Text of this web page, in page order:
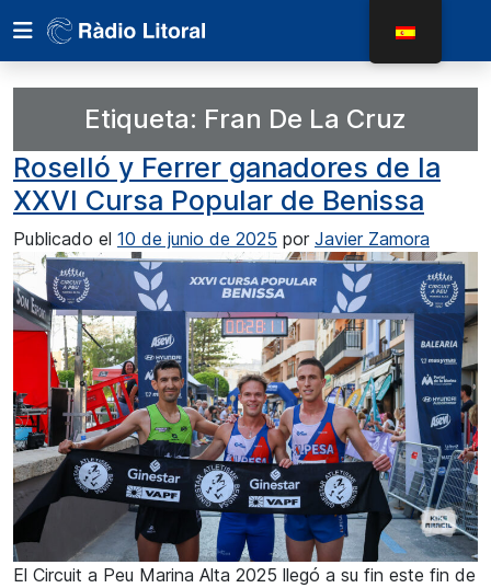
Etiqueta: Fran De La Cruz
Roselló y Ferrer ganadores de la
XXVI Cursa Popular de Benissa
Publicado el 10 de junio de 2025 por Javier Zamora
El Circuit a Peu Marina Alta 2025 llegó a su fin este fin de